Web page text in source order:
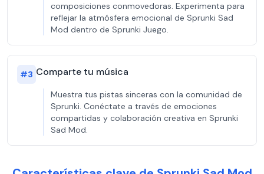
composiciones conmovedoras. Experimenta para
reflejar la atmósfera emocional de Sprunki Sad
Mod dentro de Sprunki Juego.
#3 Comparte tu música
Muestra tus pistas sinceras con la comunidad de
Sprunki. Conéctate a través de emociones
compartidas y colaboración creativa en Sprunki
Sad Mod.